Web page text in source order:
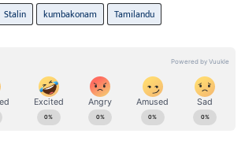
Stalin kumbakonam Tamilandu